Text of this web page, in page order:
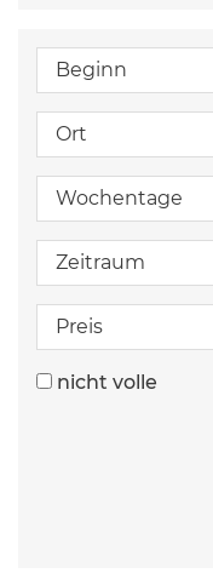
Beginn
Ort
Wochentage
Zeitraum
Preis
nicht volle